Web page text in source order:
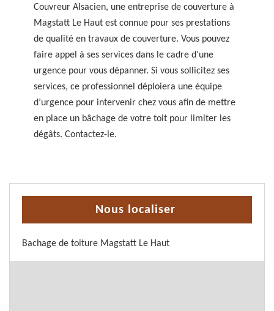
Couvreur Alsacien, une entreprise de couverture à
Magstatt Le Haut est connue pour ses prestations
de qualité en travaux de couverture. Vous pouvez
faire appel à ses services dans le cadre d’une
urgence pour vous dépanner. Si vous sollicitez ses
services, ce professionnel déploiera une équipe
d’urgence pour intervenir chez vous afin de mettre
en place un bâchage de votre toit pour limiter les
dégâts. Contactez-le.
Nous localiser
Bachage de toiture Magstatt Le Haut